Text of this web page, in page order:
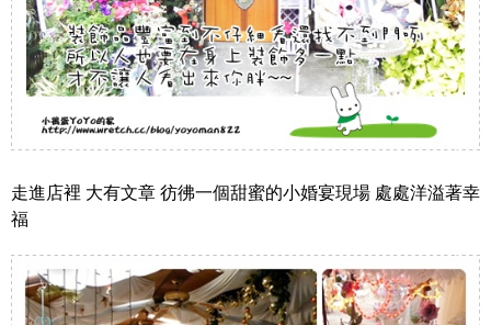
走進店裡 大有文章 彷彿一個甜蜜的小婚宴現場 處處洋溢著幸
福